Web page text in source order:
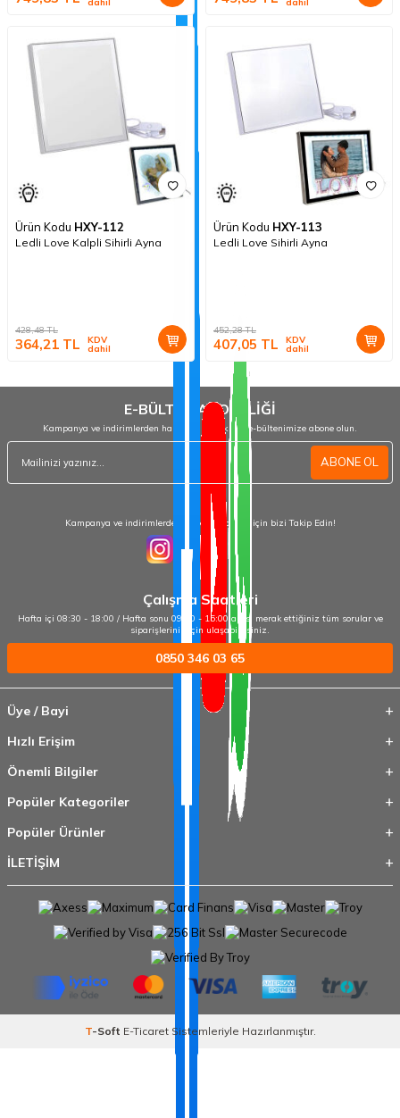
Ürün Kodu HXY-112
Ledli Love Kalpli Sihirli Ayna
428,48TL
364,21 TL KDV
dahil
Ürün Kodu HXY-113
Ledli Love Sihirli Ayna
452,28TL
407,05 TL KDV
dahil
E-BÜLTEN ABONELİĞİ
Kampanya ve indirimlerden haberdar olmak için e-bültenimize abone olun.
ABONE OL
Kampanya ve indirimlerden haberdar olmak için bizi Takip Edin!
Çalışma Saatleri
Hafta içi 08:30 - 18:00 / Hafta sonu 09:00 - 15:00 arası merak ettiğiniz tüm sorular ve
siparişleriniz için ulaşabilirsiniz.
0850 346 03 65
Üye / Bayi
Hızlı Erişim
Önemli Bilgiler
Popüler Kategoriler
Popüler Ürünler
İLETİŞİM
T-Soft E-TicaretSistemleriyle Hazırlanmıştır.